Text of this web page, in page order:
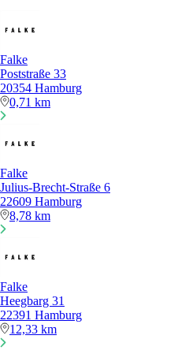
Falke
Poststraße 33
20354 Hamburg
0,71 km
Falke
Julius-Brecht-Straße 6
22609 Hamburg
8,78 km
Falke
Heegbarg 31
22391 Hamburg
12,33 km